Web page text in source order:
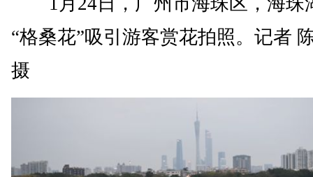
“格桑花”吸引游客赏花拍照。记者
摄